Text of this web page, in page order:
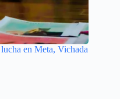
en Meta, Vichada